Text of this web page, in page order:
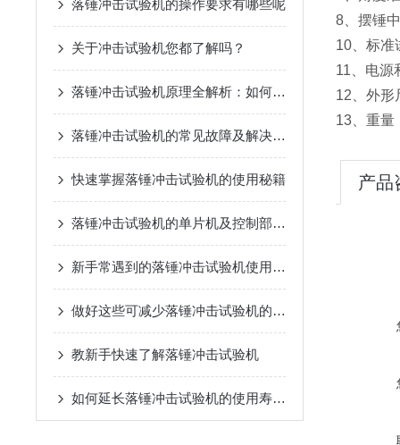
落锤冲击试验机的操作要求有哪些呢
关于冲击试验机您都了解吗？
落锤冲击试验机原理全解析：如何精准评估材料的耐冲击性能
落锤冲击试验机的常见故障及解决方法
快速掌握落锤冲击试验机的使用秘籍
落锤冲击试验机的单片机及控制部分您都了解吗？
新手常遇到的落锤冲击试验机使用难题分析
做好这些可减少落锤冲击试验机的故障产生！
教新手快速了解落锤冲击试验机
如何延长落锤冲击试验机的使用寿命？
8、摆锤
10、标准
11、电
12、外形
13、重量
产品